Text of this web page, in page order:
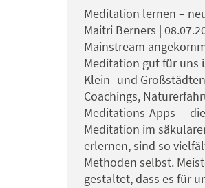
Meditation lernen –
Maitri Berners |
Mainstream
Meditation gut für uns
Klein- und
Coachings,
Meditations-Apps –
Meditation im
erlernen, sind so
Methoden selbst.
gestaltet, dass es für